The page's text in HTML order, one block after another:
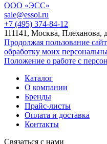
ООО «ЭСС»
sale@essol.ru
+7 (495) 374-84-12
111141, Москва, Плеханова,
Продолжая пользование
обработку моих
Положение о работе с
Каталог
О компании
Бренды
Прайс-листы
Оплата и доставка
Контакты
Связаться с нами